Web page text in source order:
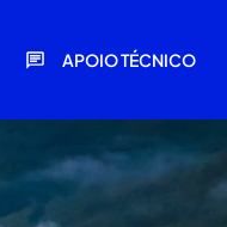
APOIO TÉCNICO